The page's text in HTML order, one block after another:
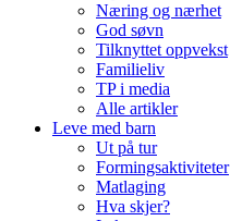
Næring og nærhet
God søvn
Tilknyttet oppvekst
Familieliv
TP i media
Alle artikler
Leve med barn
Ut på tur
Formingsaktiviteter
Matlaging
Hva skjer?